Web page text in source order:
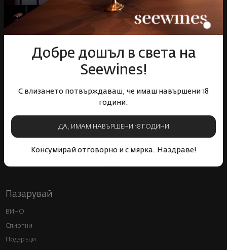
Добре дошъл в света на
Seewines!
С влизането потвърждаваш, че имаш навършени 18
години.
ДА, ИМАМ НАВЪРШЕНИ 18 ГОДИНИ
Консумирай отговорно и с мярка. Наздраве!
Над 1300 вина от цял
Физически магазини и
цялата страна
отстъпки
Пазарувай
ВИНО
Спиртни
Подаръци